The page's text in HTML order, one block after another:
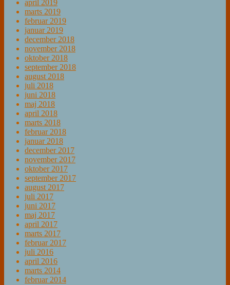
april 2019
marts 2019
februar 2019
januar 2019
december 2018
november 2018
oktober 2018
september 2018
august 2018
juli 2018
juni 2018
maj 2018
april 2018
marts 2018
februar 2018
januar 2018
december 2017
november 2017
oktober 2017
september 2017
august 2017
juli 2017
juni 2017
maj 2017
april 2017
marts 2017
februar 2017
juli 2016
april 2016
marts 2014
februar 2014